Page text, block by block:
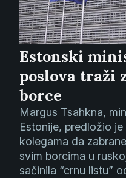
Estonski
poslova traži
borce
Margus Tsahkna,
Estonije, predložio
kolegama da
svim borcima u
sačinila “crnu listu”